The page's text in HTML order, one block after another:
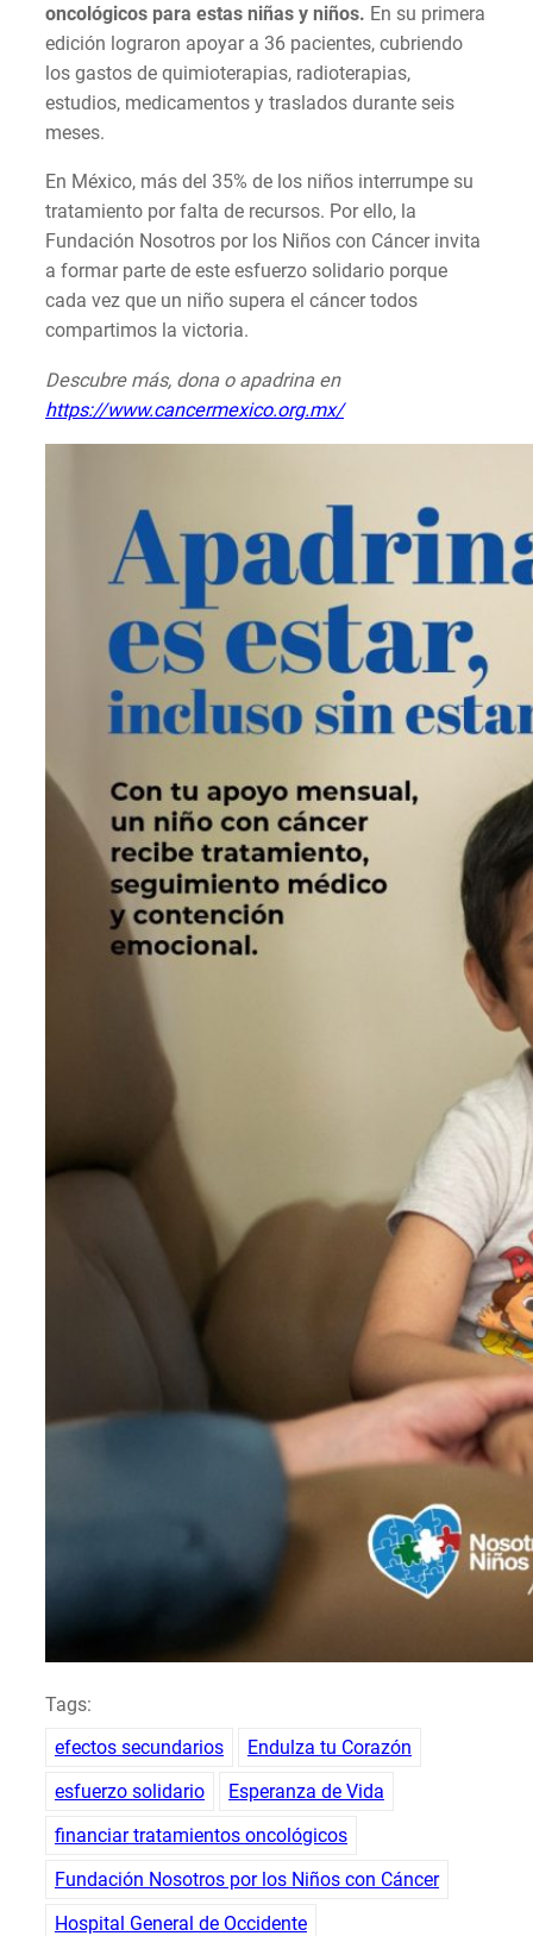
oncológicos para estas niñas y niños. En su primera
edición lograron apoyar a 36 pacientes, cubriendo
los gastos de quimioterapias, radioterapias,
estudios, medicamentos y traslados durante seis
meses.
En México, más del 35% de los niños interrumpe su
tratamiento por falta de recursos. Por ello, la
Fundación Nosotros por los Niños con Cáncer invita
a formar parte de este esfuerzo solidario porque
cada vez que un niño supera el cáncer todos
compartimos la victoria.
Descubre más, dona o apadrina en
https://www.cancermexico.org.mx/
Tags:
efectos secundarios
Endulza tu Corazón
esfuerzo solidario
Esperanza de Vida
financiar tratamientos oncológicos
Fundación Nosotros por los Niños con Cáncer
Hospital General de Occidente